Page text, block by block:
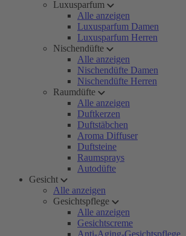
Luxusparfum
Alle anzeigen
Luxusparfum Damen
Luxusparfum Herren
Nischendüfte
Alle anzeigen
Nischendüfte Damen
Nischendüfte Herren
Raumdüfte
Alle anzeigen
Duftkerzen
Duftstäbchen
Aroma Diffuser
Duftsteine
Raumsprays
Autodüfte
Gesicht
Alle anzeigen
Gesichtspflege
Alle anzeigen
Gesichtscreme
Anti-Aging-Gesichtspflege